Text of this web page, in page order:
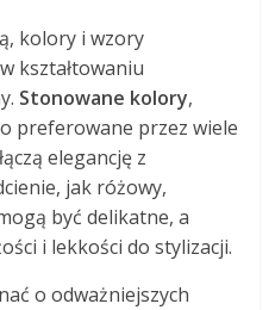
kolory i wzory
kształtowaniu
Stonowane kolory,
preferowane przez wiele
elegancję z
jak różowy,
być delikatne, a
i lekkości do stylizacji.
o odważniejszych